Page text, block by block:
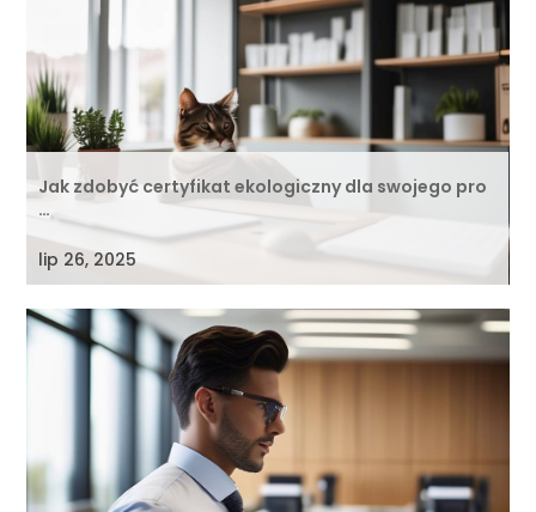
Jak zdobyć certyfikat ekologiczny dla swojego pro
…
lip 26, 2025